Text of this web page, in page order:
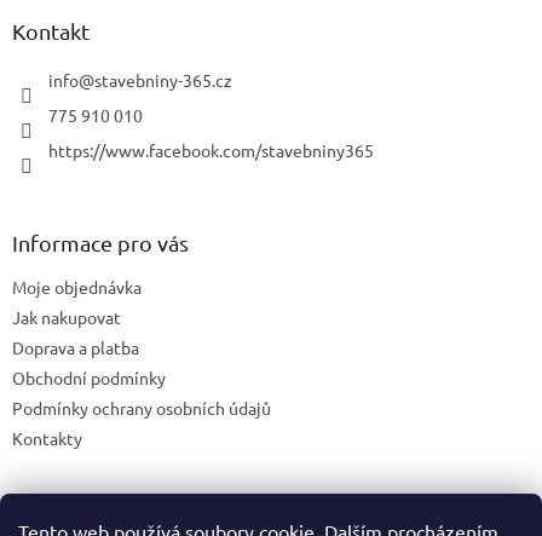
Tento web používá soubory cookie. Dalším procházením
Kontakt
info@stavebniny-365.cz
775 910 010
https://www.facebook.com/stavebniny365
Informace pro vás
Moje objednávka
Jak nakupovat
Doprava a platba
Obchodní podmínky
Podmínky ochrany osobních údajů
Kontakty